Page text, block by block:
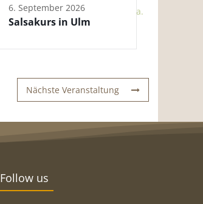
6. September 2026
Salsakurs in Ulm
Nächste Veranstaltung
Follow us